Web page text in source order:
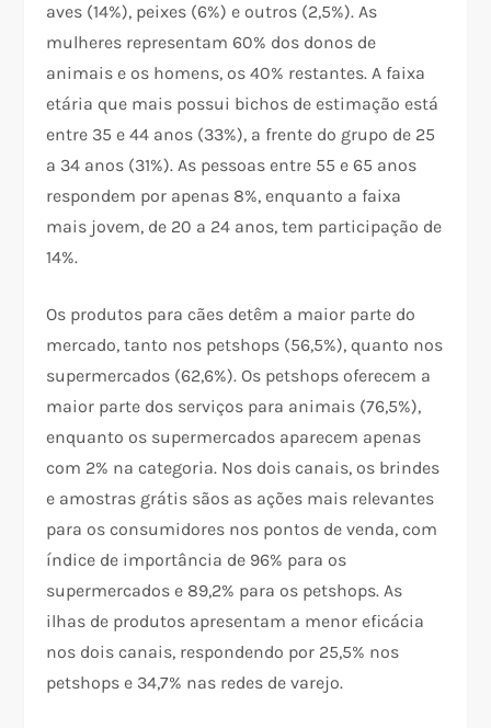
aves (14%), peixes (6%) e outros (2,5%). As
mulheres representam 60% dos donos de
animais e os homens, os 40% restantes. A faixa
etária que mais possui bichos de estimação está
entre 35 e 44 anos (33%), a frente do grupo de 25
a 34 anos (31%). As pessoas entre 55 e 65 anos
respondem por apenas 8%, enquanto a faixa
mais jovem, de 20 a 24 anos, tem participação de
14%.
Os produtos para cães detêm a maior parte do
mercado, tanto nos petshops (56,5%), quanto nos
supermercados (62,6%). Os petshops oferecem a
maior parte dos serviços para animais (76,5%),
enquanto os supermercados aparecem apenas
com 2% na categoria. Nos dois canais, os brindes
e amostras grátis sãos as ações mais relevantes
para os consumidores nos pontos de venda, com
índice de importância de 96% para os
supermercados e 89,2% para os petshops. As
ilhas de produtos apresentam a menor eficácia
nos dois canais, respondendo por 25,5% nos
petshops e 34,7% nas redes de varejo.